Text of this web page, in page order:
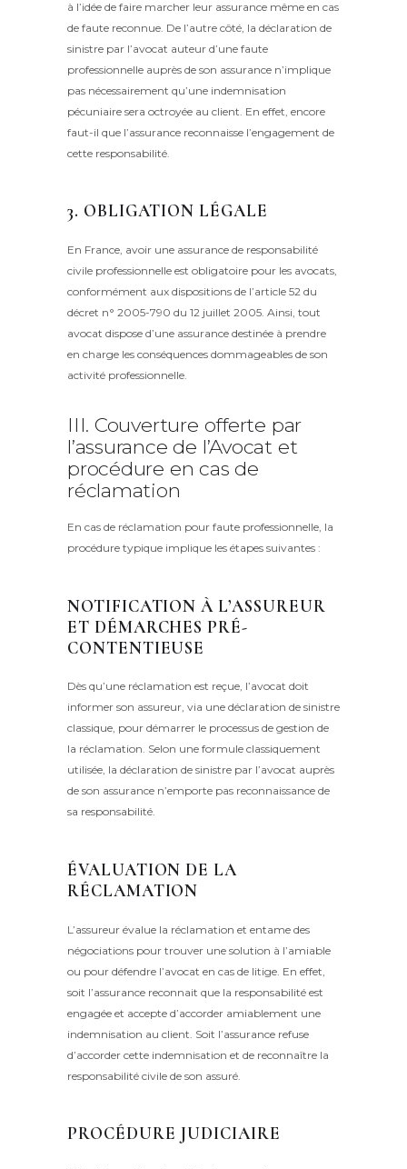
à l’idée de faire marcher leur assurance même en cas
de faute reconnue. De l’autre côté, la déclaration de
sinistre par l’avocat auteur d’une faute
professionnelle auprès de son assurance n’implique
pas nécessairement qu’une indemnisation
pécuniaire sera octroyée au client. En effet, encore
faut-il que l’assurance reconnaisse l’engagement de
cette responsabilité.
3. OBLIGATION LÉGALE
En France, avoir une assurance de responsabilité
civile professionnelle est obligatoire pour les avocats,
conformément aux dispositions de l’article 52 du
décret n° 2005-790 du 12 juillet 2005. Ainsi, tout
avocat dispose d’une assurance destinée à prendre
en charge les conséquences dommageables de son
activité professionnelle.
III. Couverture offerte par
l’assurance de l’Avocat et
procédure en cas de
réclamation
En cas de réclamation pour faute professionnelle, la
procédure typique implique les étapes suivantes :
NOTIFICATION À L’ASSUREUR
ET DÉMARCHES PRÉ-
CONTENTIEUSE
Dès qu’une réclamation est reçue, l’avocat doit
informer son assureur, via une déclaration de sinistre
classique, pour démarrer le processus de gestion de
la réclamation. Selon une formule classiquement
utilisée, la déclaration de sinistre par l’avocat auprès
de son assurance n’emporte pas reconnaissance de
sa responsabilité.
ÉVALUATION DE LA
RÉCLAMATION
L’assureur évalue la réclamation et entame des
négociations pour trouver une solution à l’amiable
ou pour défendre l’avocat en cas de litige. En effet,
soit l’assurance reconnait que la responsabilité est
engagée et accepte d’accorder amiablement une
indemnisation au client. Soit l’assurance refuse
d’accorder cette indemnisation et de reconnaître la
responsabilité civile de son assuré.
PROCÉDURE JUDICIAIRE